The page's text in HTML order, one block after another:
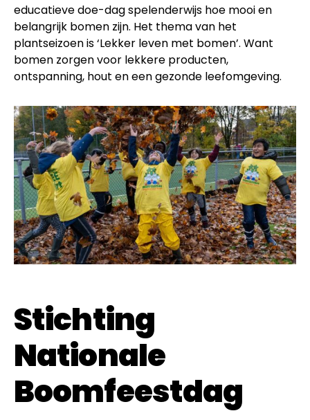
educatieve doe-dag spelenderwijs hoe mooi en
belangrijk bomen zijn. Het thema van het
plantseizoen is ‘Lekker leven met bomen’. Want
bomen zorgen voor lekkere producten,
ontspanning, hout en een gezonde leefomgeving.
Stichting
Nationale
Boomfeestdag